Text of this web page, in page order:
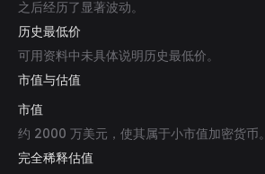
之后经历了显著波动。
历史最低价
可用资料中未具体说明历史最低价。
市值与估值
市值
约 2000 万美元，使其属于小市值加密货币。
完全稀释估值